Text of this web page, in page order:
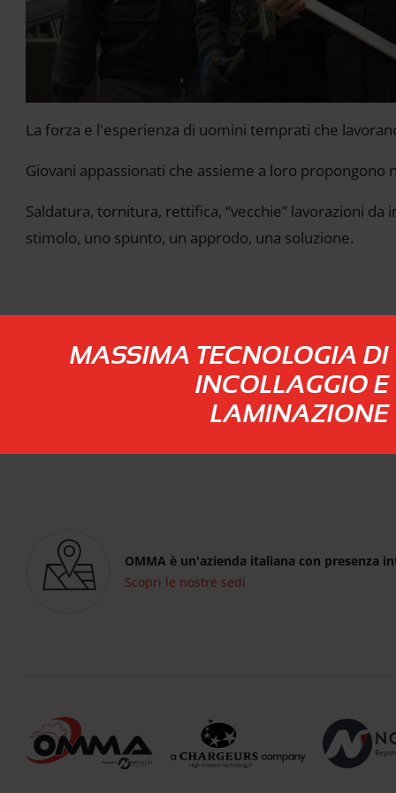
La forza e l'esperienza di uomini temprati che
Giovani appassionati che assieme a loro
Saldatura, tornitura, rettifica, “vecchie” lavorazioni
stimolo, uno spunto, un approdo, una soluzione.
MASSIMA TECNOLOGIA DI
INCOLLAGGIO E
LAMINAZIONE
OMMA è un'azienda italiana con presenza
Scopri le nostre sedi